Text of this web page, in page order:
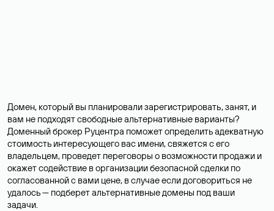
Домен, который вы планировали зарегистрировать, занят, и
вам не подходят свободные альтернативные варианты?
Доменный брокер Руцентра поможет определить адекватную
стоимость интересующего вас имени, свяжется с его
владельцем, проведет переговоры о возможности продажи и
окажет содействие в организации безопасной сделки по
согласованной с вами цене, в случае если договориться не
удалось — подберет альтернативные домены под ваши
задачи.